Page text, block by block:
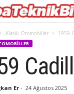
Klasik Otomobiller 1959
Er- 24 Ağustos 2025